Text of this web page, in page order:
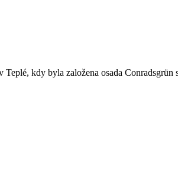
kdy byla založena osada